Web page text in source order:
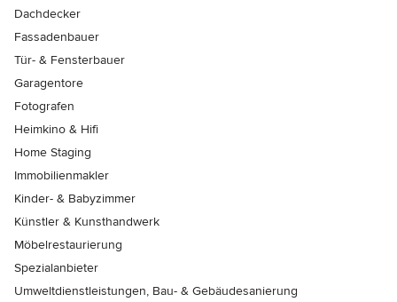
Dachdecker
Fassadenbauer
Tür- & Fensterbauer
Garagentore
Fotografen
Heimkino & Hifi
Home Staging
Immobilienmakler
Kinder- & Babyzimmer
Künstler & Kunsthandwerk
Möbelrestaurierung
Spezialanbieter
Umweltdienstleistungen, Bau- & Gebäudesanierung